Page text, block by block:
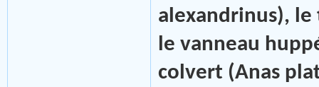
alexandrinus),
le vanneau
colvert (Anas